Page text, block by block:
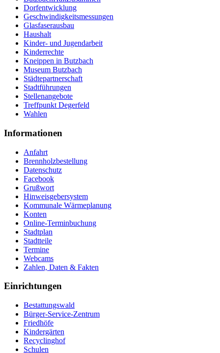
Dorfentwicklung
Geschwindigkeitsmessungen
Glasfaserausbau
Haushalt
Kinder- und Jugendarbeit
Kinderrechte
Kneippen in Butzbach
Museum Butzbach
Städtepartnerschaft
Stadtführungen
Stellenangebote
Treffpunkt Degerfeld
Wahlen
Informationen
Anfahrt
Brennholzbestellung
Datenschutz
Facebook
Grußwort
Hinweisgebersystem
Kommunale Wärmeplanung
Konten
Online-Terminbuchung
Stadtplan
Stadtteile
Termine
Webcams
Zahlen, Daten & Fakten
Einrichtungen
Bestattungswald
Bürger-Service-Zentrum
Friedhöfe
Kindergärten
Recyclinghof
Schulen